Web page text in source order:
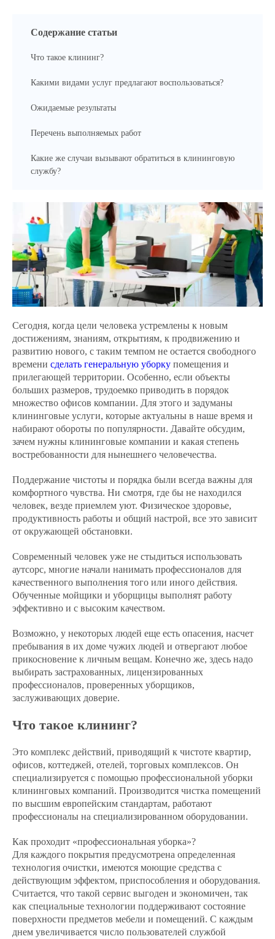
Содержание статьи
Что такое клининг?
Какими видами услуг предлагают воспользоваться?
Ожидаемые результаты
Перечень выполняемых работ
Какие же случаи вызывают обратиться в клининговую
службу?
Сегодня, когда цели человека устремлены к новым
достижениям, знаниям, открытиям, к продвижению и
развитию нового, с таким темпом не остается свободного
времени сделать генеральную уборку помещения и
прилегающей территории. Особенно, если объекты
больших размеров, трудоемко приводить в порядок
множество офисов компании. Для этого и задуманы
клининговые услуги, которые актуальны в наше время и
набирают обороты по популярности. Давайте обсудим,
зачем нужны клининговые компании и какая степень
востребованности для нынешнего человечества.
Поддержание чистоты и порядка были всегда важны для
комфортного чувства. Ни смотря, где бы не находился
человек, везде приемлем уют. Физическое здоровье,
продуктивность работы и общий настрой, все это зависит
от окружающей обстановки.
Современный человек уже не стыдиться использовать
аутсорс, многие начали нанимать профессионалов для
качественного выполнения того или иного действия.
Обученные мойщики и уборщицы выполнят работу
эффективно и с высоким качеством.
Возможно, у некоторых людей еще есть опасения, насчет
пребывания в их доме чужих людей и отвергают любое
прикосновение к личным вещам. Конечно же, здесь надо
выбирать застрахованных, лицензированных
профессионалов, проверенных уборщиков,
заслуживающих доверие.
Что такое клининг?
Это комплекс действий, приводящий к чистоте квартир,
офисов, коттеджей, отелей, торговых комплексов. Он
специализируется с помощью профессиональной уборки
клининговых компаний. Производится чистка помещений
по высшим европейским стандартам, работают
профессионалы на специализированном оборудовании.
Как проходит «профессиональная уборка»?
Для каждого покрытия предусмотрена определенная
технология очистки, имеются моющие средства с
действующим эффектом, приспособления и оборудования.
Считается, что такой сервис выгоден и экономичен, так
как специальные технологии поддерживают состояние
поверхности предметов мебели и помещений. С каждым
днем увеличивается число пользователей службой